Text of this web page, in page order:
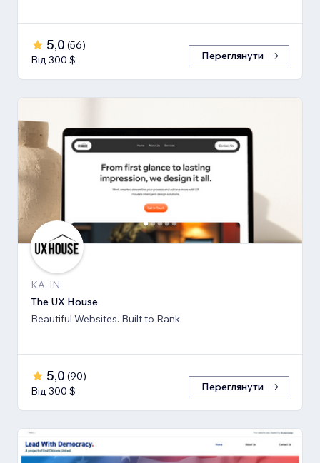
5,0 (56)
Від 300 $
Переглянути
KA, IN
The UX House
Beautiful Websites. Built to Rank.
5,0 (90)
Від 300 $
Переглянути